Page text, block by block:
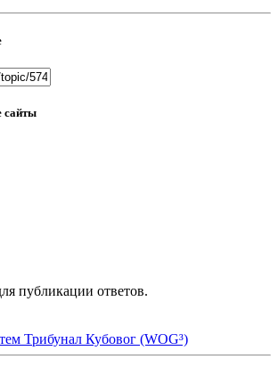
сайты
публикации ответов.
Трибунал Кубовог (WOG³)